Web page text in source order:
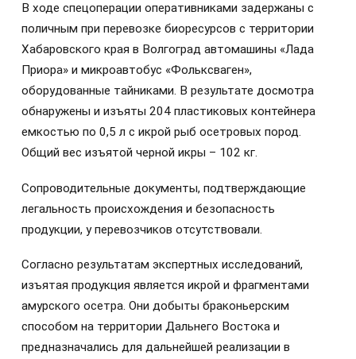
В ходе спецоперации оперативниками задержаны с
поличным при перевозке биоресурсов с территории
Хабаровского края в Волгоград автомашины «Лада
Приора» и микроавтобус «Фольксваген»,
оборудованные тайниками. В результате досмотра
обнаружены и изъяты 204 пластиковых контейнера
емкостью по 0,5 л с икрой рыб осетровых пород.
Общий вес изъятой черной икры – 102 кг.
Сопроводительные документы, подтверждающие
легальность происхождения и безопасность
продукции, у перевозчиков отсутствовали.
Согласно результатам экспертных исследований,
изъятая продукция является икрой и фрагментами
амурского осетра. Они добыты браконьерским
способом на территории Дальнего Востока и
предназначались для дальнейшей реализации в